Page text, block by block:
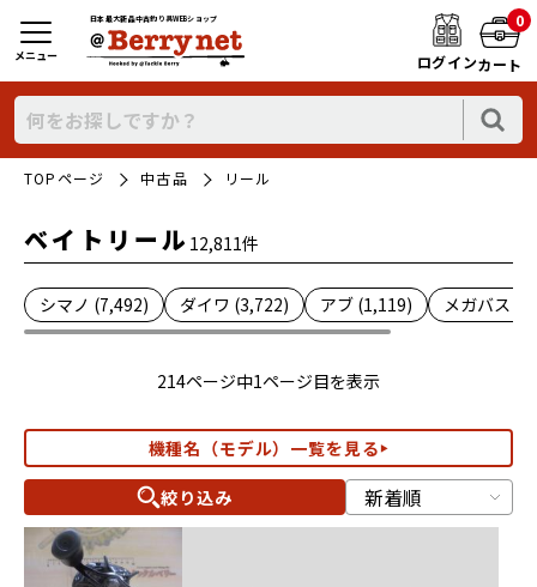
日本最大新品中古釣り具WEBショップ
ログイン
0
カート
メニュー
TOPページ 中古品 リール
ベイトリール 12,811件
シマノ (7,492) ダイワ (3,722) アブ (1,119) メガバス (2)
214ページ中1ページ目を表示
機種名（モデル）一覧を見る
絞り込み